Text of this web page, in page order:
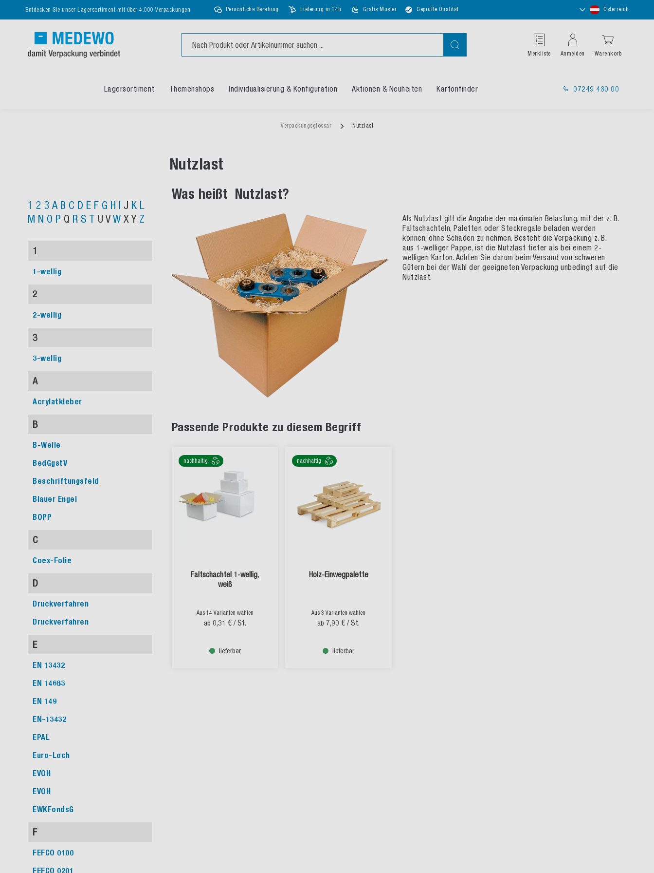
Entdecken Sie unser Lagersortiment mit über 4.000 Verpackungen Persönliche Beratung Lieferung in 24h Gratis Muster Geprüfte Qualität
Store
auswählen
Österreich
Suche
Merkliste Anmelden Warenkorb
Lagersortiment Themenshops Individualisierung & Konfiguration Aktionen & Neuheiten Kartonfinder 07249 480 00
Verpackungsglossar Nutzlast
Nutzlast
Was heißt Nutzlast?
Als Nutzlast gilt die Angabe der maximalen Belastung, mit der z. B.
Faltschachteln, Paletten oder Steckregale beladen werden
können, ohne Schaden zu nehmen. Besteht die Verpackung z. B.
aus 1-welliger Pappe, ist die Nutzlast tiefer als bei einem 2-
welligen Karton. Achten Sie darum beim Versand von schweren
Gütern bei der Wahl der geeigneten Verpackung unbedingt auf die
Nutzlast.
Passende Produkte zu diesem Begriff
nachhaltig
Faltschachtel 1-wellig,
weiß
Aus 14 Varianten wählen
ab 0,31 € / St.
lieferbar
nachhaltig
Holz-Einwegpalette
Aus 3 Varianten wählen
ab 7,90 € / St.
lieferbar
1 2 3 A B C D E F G H I J K L
M N O P Q R S T U VW XY Z
1
1-wellig
2
2-wellig
3
3-wellig
A
Acrylatkleber
B
B-Welle
BedGgstV
Beschriftungsfeld
Blauer Engel
BOPP
C
Coex-Folie
D
Druckverfahren
Druckverfahren
E
EN 13432
EN 14683
EN 149
EN-13432
EPAL
Euro-Loch
EVOH
EVOH
EWKFondsG
F
FEFCO 0100
FEFCO 0201